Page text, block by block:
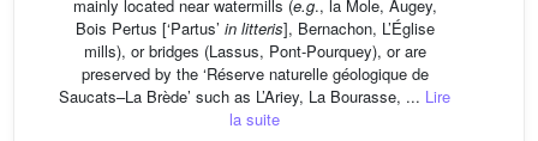
mainly located near watermills (e.g., la Mole, Augey,
Bois Pertus [‘Partus’ in litteris], Bernachon, L’Église
mills), or bridges (Lassus, Pont-Pourquey), or are
preserved by the ‘Réserve naturelle géologique de
Saucats–La Brède’ such as L’Ariey, La Bourasse, ... Lire
la suite